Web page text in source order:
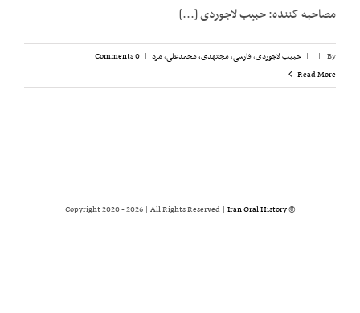
مصاحبه کننده: حبیب لاجوردی [...]
By
|
| حبیب لاجوردی,فارسی,مجتهدی، محمدعلی,مرد |
0 Comments
Read More
© Copyright 2020 -
2026 | All Rights Reserved | Iran Oral History